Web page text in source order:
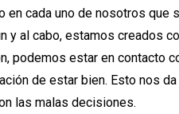
en cada uno de nosotros
y al cabo, estamos creados
podemos estar en contacto
de estar bien. Esto nos
las malas decisiones.